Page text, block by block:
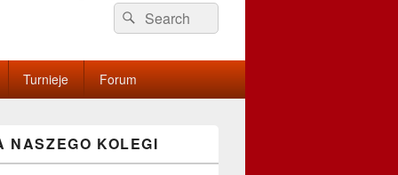
Search
for:
Search
Turnieje Forum
NASZEGO KOLEGI